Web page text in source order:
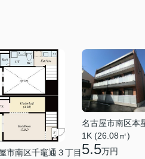
市南区千竈通３丁目
名古屋市南区本
1K (26.08㎡)
5.5万円